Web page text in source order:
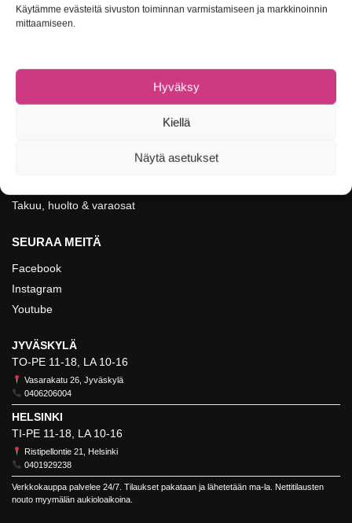
Käytämme evästeitä sivuston toiminnan varmistamiseen ja markkinoinnin
mittaamiseen.
Hyväksy
Kiellä
Näytä asetukset
Näytetään ainoa tulos
Takuu, huolto & varaosat
SEURAA MEITÄ
Facebook
Instagram
Youtube
JYVÄSKYLÄ
TO-PE 11-18, LA 10-16
Vasarakatu 26, Jyväskylä
0406206004
HELSINKI
TI-PE 11-18, LA 10-16
Ristipellontie 21, Helsinki
0401929238
Verkkokauppa palvelee 24/7. Tilaukset pakataan ja lähetetään ma-la. Nettitilausten
nouto myymälän aukioloaikoina.